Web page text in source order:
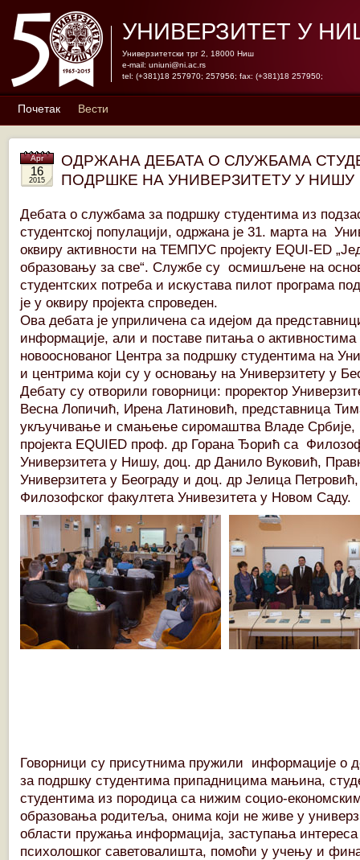
УНИВЕРЗИТЕТ У
Универзитетски трг 2, 18000 Ниш
e-mail: uniuni@ni.ac.rs
tel: (+381)18 257970; 257956; fax: (+381)18 257950;
Почетак Вести
Apr
16
2015
ОДРЖАНА ДЕБАТА О СЛУЖБАМА
ПОДРШКЕ НА УНИВЕРЗИТЕТУ У НИШУ
Дебата о службама за подршку студентима из
студентској популацији, одржана је 31. марта на
оквиру активности на ТЕМПУС пројекту EQUI-ED
образовању за све“. Службе су осмишљене на
студентских потреба и искустава пилот програма
је у оквиру пројекта спроведен.
Ова дебата је уприличена са идејом да
информације, али и поставе питања о
новооснованог Центра за подршку студентима на
и центрима који су у основању на Универзитету у
Дебату су отворили говорници: проректор
Весна Лопичић, Ирена Латиновић, представница
укључивање и смањење сиромаштва Владе Србије,
пројекта EQUIED проф. др Горана Ђорић са
Универзитета у Нишу, доц. др Данило Вуковић,
Универзитета у Београду и доц. др Јелица
Филозофског факултета Унивезитета у Новом Саду.
Говорници су присутнима пружили информације о
за подршку студентима припадницима мањина,
студентима из породица са нижим социо-
образовања родитеља, онима који не живе у
области пружања информација, заступања интереса
психолошког саветовалишта, помоћи у учењу и